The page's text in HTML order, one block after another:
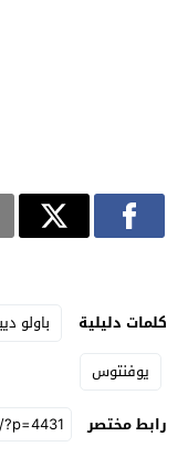
كلمات دليلية باولو
يوفنتوس
رابط مختصر